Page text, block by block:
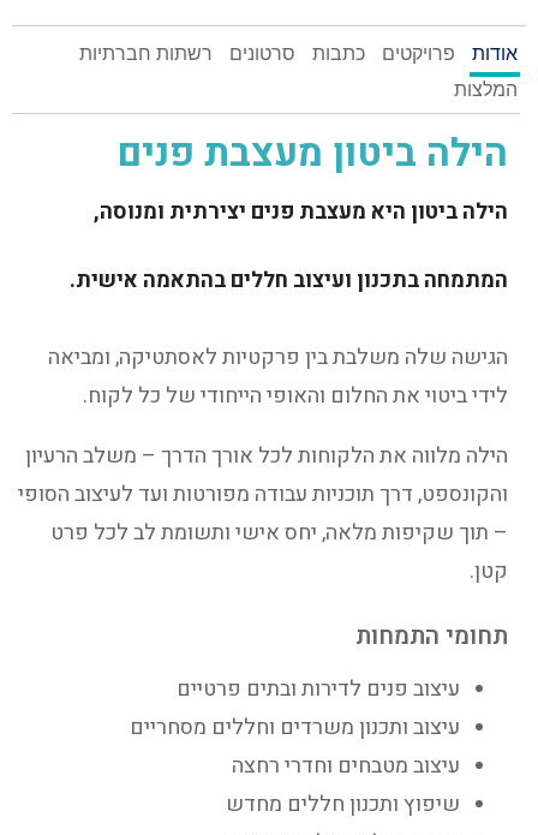
אודות פרויקטים כתבות סרטונים
רשתות חברתיות
המלצות
הילה ביטון מעצבת פנים
הילה ביטון היא מעצבת פנים יצירתית ומנוסה,
המתמחה בתכנון ועיצוב חללים בהתאמה אישית.
הגישה שלה משלבת בין פרקטיות לאסתטיקה, ומביאה
לידי ביטוי את החלום והאופי הייחודי של כל לקוח.
הילה מלווה את הלקוחות לכל אורך הדרך – משלב הרעיון
והקונספט, דרך תוכניות עבודה מפורטות ועד לעיצוב הסופי
– תוך שקיפות מלאה, יחס אישי ותשומת לב לכל פרט
קטן.
תחומי התמחות
עיצוב פנים לדירות ובתים פרטיים
עיצוב ותכנון משרדים וחללים מסחריים
עיצוב מטבחים וחדרי רחצה
שיפוץ ותכנון חללים מחדש